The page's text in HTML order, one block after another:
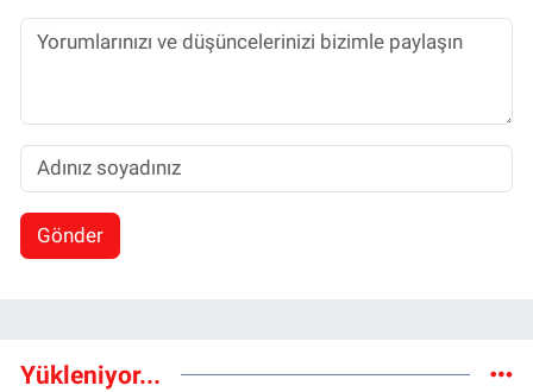
Gönder
Yükleniyor...